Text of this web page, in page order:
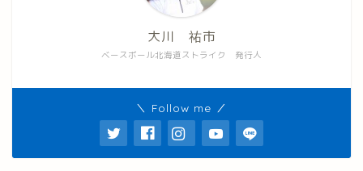
ベースボール北海道ストライク 発行人
大川 祐市
＼ Follow me ／